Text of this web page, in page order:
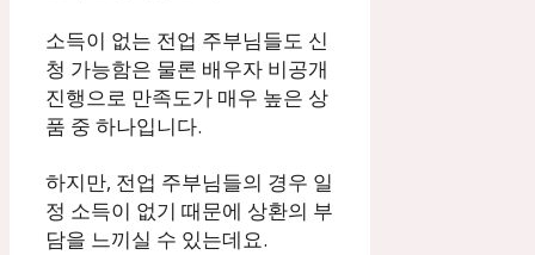
소득이 없는 전업 주부님들도 신
청 가능함은 물론 배우자 비공개
진행으로 만족도가 매우 높은 상
품 중 하나입니다.
하지만, 전업 주부님들의 경우 일
정 소득이 없기 때문에 상환의 부
담을 느끼실 수 있는데요.